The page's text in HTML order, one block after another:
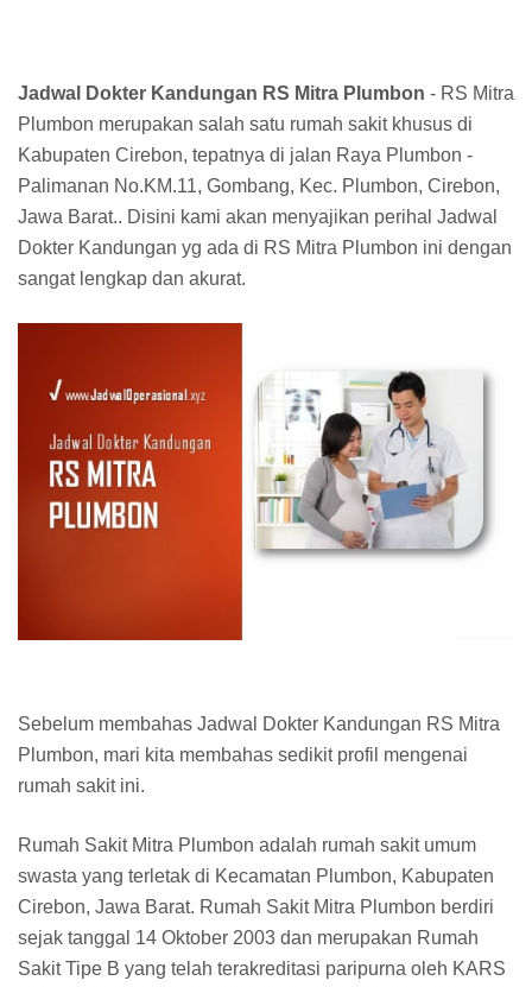
Jadwal Dokter Kandungan RS Mitra Plumbon - RS Mitra
Plumbon merupakan salah satu rumah sakit khusus di
Kabupaten Cirebon, tepatnya di jalan Raya Plumbon -
Palimanan No.KM.11, Gombang, Kec. Plumbon, Cirebon,
Jawa Barat.. Disini kami akan menyajikan perihal Jadwal
Dokter Kandungan yg ada di RS Mitra Plumbon ini dengan
sangat lengkap dan akurat.
Sebelum membahas Jadwal Dokter Kandungan RS Mitra
Plumbon, mari kita membahas sedikit profil mengenai
rumah sakit ini.
Rumah Sakit Mitra Plumbon adalah rumah sakit umum
swasta yang terletak di Kecamatan Plumbon, Kabupaten
Cirebon, Jawa Barat. Rumah Sakit Mitra Plumbon berdiri
sejak tanggal 14 Oktober 2003 dan merupakan Rumah
Sakit Tipe B yang telah terakreditasi paripurna oleh KARS